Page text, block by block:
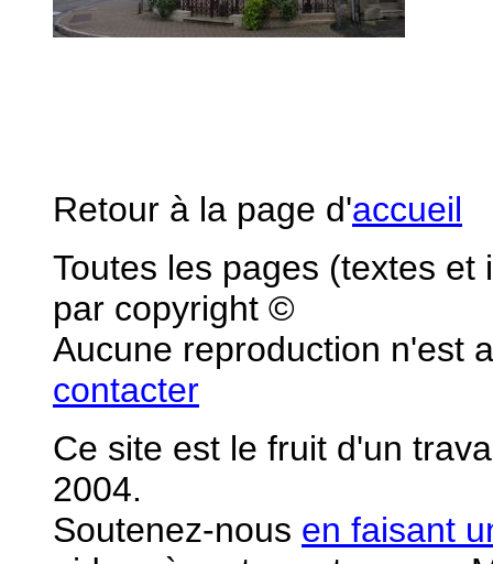
Retour à la page d'accueil
Toutes les pages (textes
par copyright ©
Aucune reproduction n'est
contacter
Ce site est le fruit d'un
2004.
Soutenez-nous en faisant